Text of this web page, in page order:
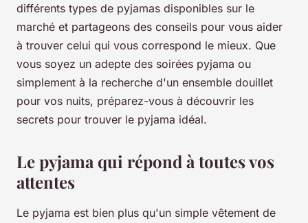
différents types de pyjamas disponibles sur le
marché et partageons des conseils pour vous aider
à trouver celui qui vous correspond le mieux. Que
vous soyez un adepte des soirées pyjama ou
simplement à la recherche d'un ensemble douillet
pour vos nuits, préparez-vous à découvrir les
secrets pour trouver le pyjama idéal.
Le pyjama qui répond à toutes vos
attentes
Le pyjama est bien plus qu'un simple vêtement de